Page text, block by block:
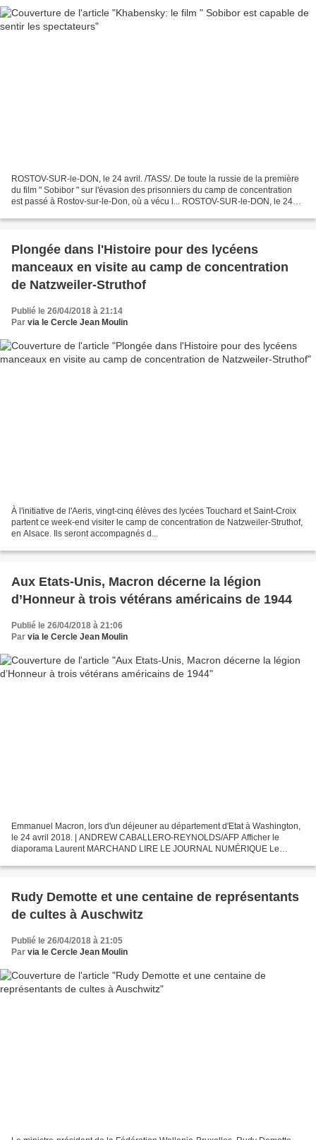
ROSTOV-SUR-le-DON, le 24 avril. /TASS/. De toute la russie de la première
du film " Sobibor " sur l'évasion des prisonniers du camp de concentration
est passé à Rostov-sur-le-Don, où a vécu l... ROSTOV-SUR-le-DON, le 24
Plongée dans l'Histoire pour des lycéens
manceaux en visite au camp de concentration
de Natzweiler-Struthof
Publié le 26/04/2018 à 21:14
Par via le Cercle Jean Moulin
À l'initiative de l'Aeris, vingt-cinq élèves des lycées Touchard et Saint-Croix
partent ce week-end visiter le camp de concentration de Natzweiler-Struthof,
en Alsace. Ils seront accompagnés d...
Aux Etats-Unis, Macron décerne la légion
d’Honneur à trois vétérans américains de 1944
Publié le 26/04/2018 à 21:06
Par via le Cercle Jean Moulin
Emmanuel Macron, lors d'un déjeuner au département d'Etat à Washington,
le 24 avril 2018. | ANDREW CABALLERO-REYNOLDS/AFP Afficher le
diaporama Laurent MARCHAND LIRE LE JOURNAL NUMÉRIQUE Le
Rudy Demotte et une centaine de représentants
de cultes à Auschwitz
Publié le 26/04/2018 à 21:05
Par via le Cercle Jean Moulin